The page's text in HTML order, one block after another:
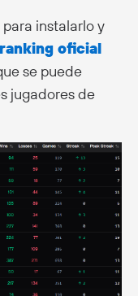
instalarlo y
ranking oficial
se puede
jugadores de